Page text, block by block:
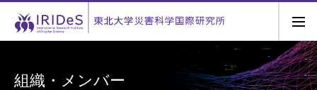
組織・メンバー